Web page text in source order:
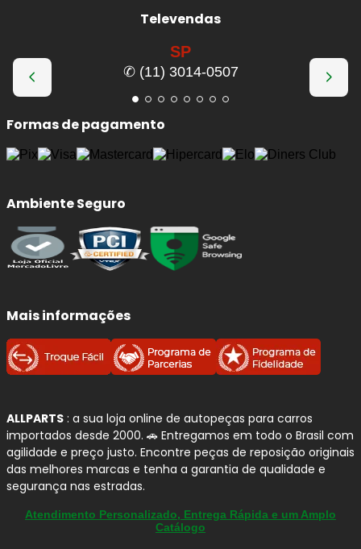
Televendas
SP
✆ (11) 3014-0507
Formas de pagamento
Ambiente Seguro
Mais informações
ALLPARTS : a sua loja online de autopeças para carros
importados desde 2000. 🚗 Entregamos em todo o Brasil com
agilidade e preço justo. Encontre peças de reposição originais
das melhores marcas e tenha a garantia de qualidade e
segurança nas estradas.
Atendimento Personalizado, Entrega Rápida e um Amplo
Catálogo